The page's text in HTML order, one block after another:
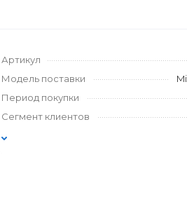
Артикул
Модель поставки
Период покупки
Сегмент клиентов